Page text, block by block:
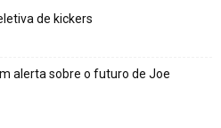
de kickers
alerta sobre o futuro de Joe